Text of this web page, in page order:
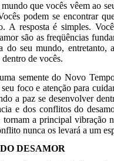
que vocês vêem ao
podem se encontrar
A resposta é simples.
são as freqüências
do seu mundo, entretanto,
de vocês.
semente do Novo
foco e atenção para
a paz se desenvolver
e dos conflitos do
tornam a principal vibração
nunca os levará a um
DESAMOR